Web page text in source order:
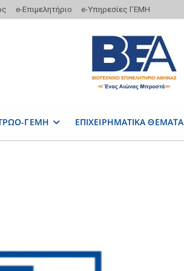
e-Επιμελητήριο e-Υπηρεσίες ΓΕΜΗ
ΓΕΜΗ ΕΠΙΧΕΙΡΗΜΑΤΙΚΑ ΘΕΜΑΤΑ